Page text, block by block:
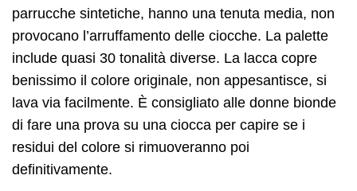
parrucche sintetiche, hanno una tenuta media, non
provocano l’arruffamento delle ciocche. La palette
include quasi 30 tonalità diverse. La lacca copre
benissimo il colore originale, non appesantisce, si
lava via facilmente. È consigliato alle donne bionde
di fare una prova su una ciocca per capire se i
residui del colore si rimuoveranno poi
definitivamente.